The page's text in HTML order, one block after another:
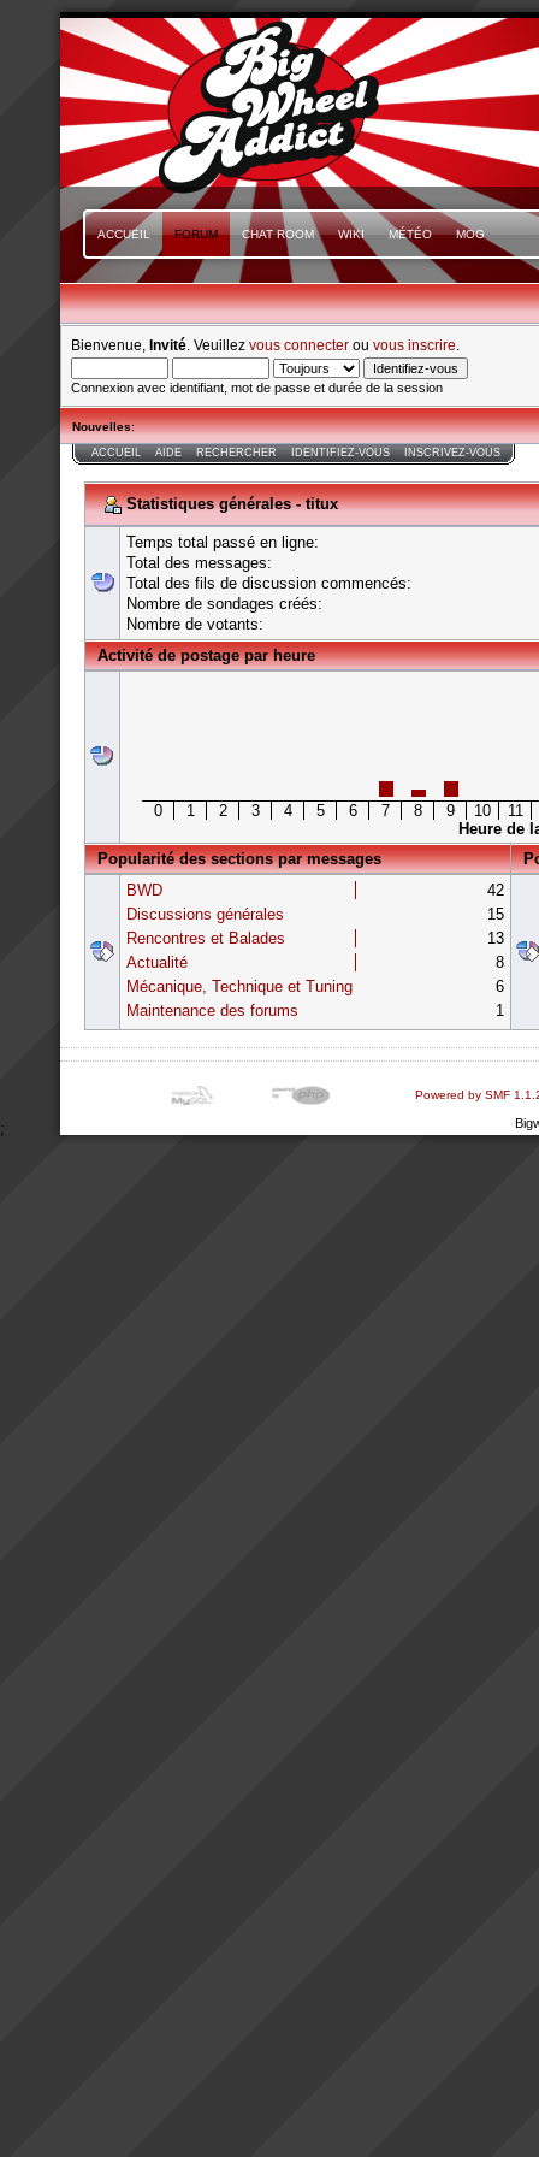
ACCUEIL FORUM CHAT ROOM WIKI MÉTÉO MOG
Bienvenue, Invité . Veuillez vous connecter ou vous inscrire
Connexion avec identifiant, mot de passe et durée de la session
Nouvelles:
ACCUEIL AIDE RECHERCHER IDENTIFIEZ-VOUS INSCRIVEZ-VOUS
Statistiques générales - titux
Temps total passé en ligne:
Total des messages:
Total des fils de discussion commencés:
Nombre de sondages créés:
Nombre de votants:
Activité de postage par heure
0 1 2 3 4 5 6 7 8 9 10
11
Heure de
Popularité des sections par messages
BWD
42
Discussions générales
15
Rencontres et Balades
13
Actualité
8
Mécanique, Technique et Tuning
6
Maintenance des forums
1
Powered by SMF
;